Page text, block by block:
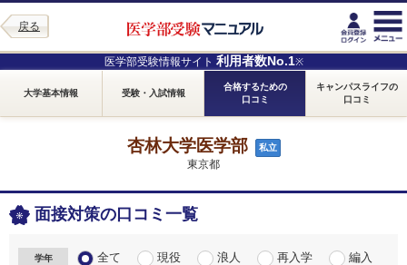
戻る
医学部受験情報サイト 利用者数No.1※
大学基本情報 受験・入試情報
合格するための
口コミ
キャンパスライフの
口コミ
杏林大学医学部 私立
東京都
面接対策の口コミ一覧
学年 全て 現役 浪人 再入学 編入